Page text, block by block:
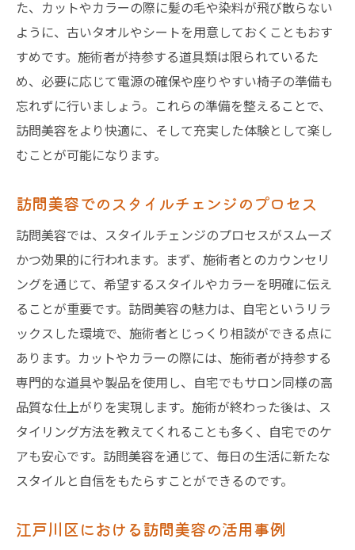
た、カットやカラーの際に髪の毛や染料が飛び散らない
ように、古いタオルやシートを用意しておくこともおす
すめです。施術者が持参する道具類は限られているた
め、必要に応じて電源の確保や座りやすい椅子の準備も
忘れずに行いましょう。これらの準備を整えることで、
訪問美容をより快適に、そして充実した体験として楽し
むことが可能になります。
訪問美容でのスタイルチェンジのプロセス
訪問美容では、スタイルチェンジのプロセスがスムーズ
かつ効果的に行われます。まず、施術者とのカウンセリ
ングを通じて、希望するスタイルやカラーを明確に伝え
ることが重要です。訪問美容の魅力は、自宅というリラ
ックスした環境で、施術者とじっくり相談ができる点に
あります。カットやカラーの際には、施術者が持参する
専門的な道具や製品を使用し、自宅でもサロン同様の高
品質な仕上がりを実現します。施術が終わった後は、ス
タイリング方法を教えてくれることも多く、自宅でのケ
アも安心です。訪問美容を通じて、毎日の生活に新たな
スタイルと自信をもたらすことができるのです。
江戸川区における訪問美容の活用事例